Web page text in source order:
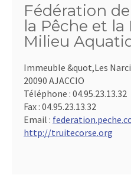
Fédération
la Pêche et
Milieu
Immeuble &quot,Les
20090 AJACCIO
Téléphone : 04.95.23.13.32
Fax : 04.95.23.13.32
Email :
http://truitecorse.org